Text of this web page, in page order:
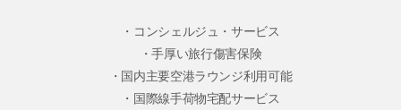
・コンシェルジュ・サービス
・手厚い旅行傷害保険
・国内主要空港ラウンジ利用可能
・国際線手荷物宅配サービス